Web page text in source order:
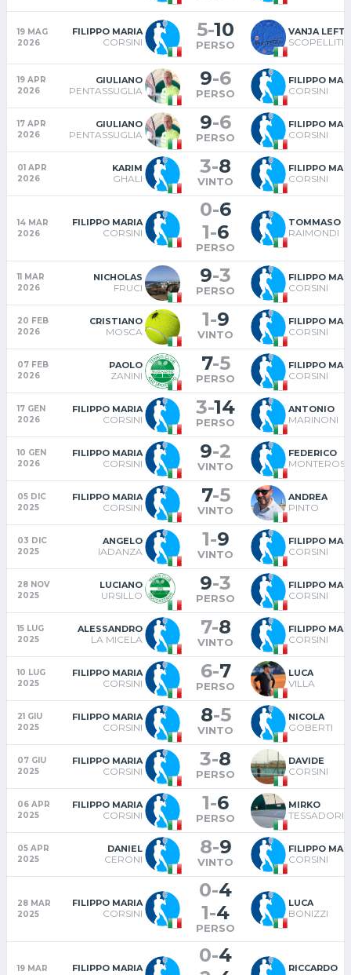
19 MAG
2026
FILIPPO MARIA
CORSINI
5-10
PERSO
VANJA LEFT
SCOPELLITI
19 APR
2026
GIULIANO
PENTASSUGLIA
9-6
PERSO
FILIPPO
CORSINI
17 APR
2026
GIULIANO
PENTASSUGLIA
9-6
PERSO
FILIPPO
CORSINI
01 APR
2026
KARIM
GHALI
3-8
VINTO
FILIPPO
CORSINI
14 MAR
2026
FILIPPO MARIA
CORSINI
0-6
1-6
PERSO
TOMMASO
RAIMONDI
11 MAR
2026
NICHOLAS
FRUCI
9-3
PERSO
FILIPPO
CORSINI
20 FEB
2026
CRISTIANO
MOSCA
1-9
VINTO
FILIPPO
CORSINI
07 FEB
2026
PAOLO
ZANINI
7-5
PERSO
FILIPPO
CORSINI
17 GEN
2026
FILIPPO MARIA
CORSINI
3-14
PERSO
ANTONIO
MARINONI
10 GEN
2026
FILIPPO MARIA
CORSINI
9-2
VINTO
FEDERICO
05 DIC
2025
FILIPPO MARIA
CORSINI
7-5
VINTO
ANDREA
PINTO
03 DIC
2025
ANGELO
IADANZA
1-9
VINTO
FILIPPO
CORSINI
28 NOV
2025
LUCIANO
URSILLO
9-3
PERSO
FILIPPO
CORSINI
15 LUG
2025
ALESSANDRO
LA MICELA
7-8
VINTO
FILIPPO
CORSINI
10 LUG
2025
FILIPPO MARIA
CORSINI
6-7
PERSO
LUCA
VILLA
21 GIU
2025
FILIPPO MARIA
CORSINI
8-5
VINTO
NICOLA
GOBERTI
07 GIU
2025
FILIPPO MARIA
CORSINI
3-8
PERSO
DAVIDE
CORSINI
06 APR
2025
FILIPPO MARIA
CORSINI
1-6
PERSO
MIRKO
TESSADORI
05 APR
2025
DANIEL
CERONI
8-9
VINTO
FILIPPO
CORSINI
28 MAR
2025
FILIPPO MARIA
CORSINI
0-4
1-4
PERSO
LUCA
BONIZZI
19 MAR
FILIPPO MARIA
0-4
RICCARDO